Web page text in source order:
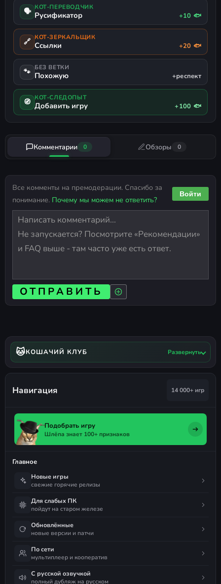
🗣 КОТ-ПЕРЕВОДЧИК
Русификатор +10 🐟
🔗 КОТ-ЗЕРКАЛЬЩИК
Ссылки +20 🐟
🐾 БЕЗ ВЕТКИ
Похожую +респект
🧭 КОТ-СЛЕДОПЫТ
Добавить игру +100 🐟
Комментарии 0 Обзоры 0
Все комменты на премодерации. Спасибо за
понимание. Почему мы можем не ответить?
Войти
ОТПРАВИТЬ
🐱КОШАЧИЙ КЛУБ Развернуть
Навигация 14 000+ игр
Подобрать игру
Шлёпа знает 100+ признаков
Главное
Новые игры
свежие горячие релизы
Для слабых ПК
пойдут на старом железе
Обновлённые
новые версии и патчи
По сети
мультиплеер и кооператив
С русской озвучкой
полный дубляж на русском